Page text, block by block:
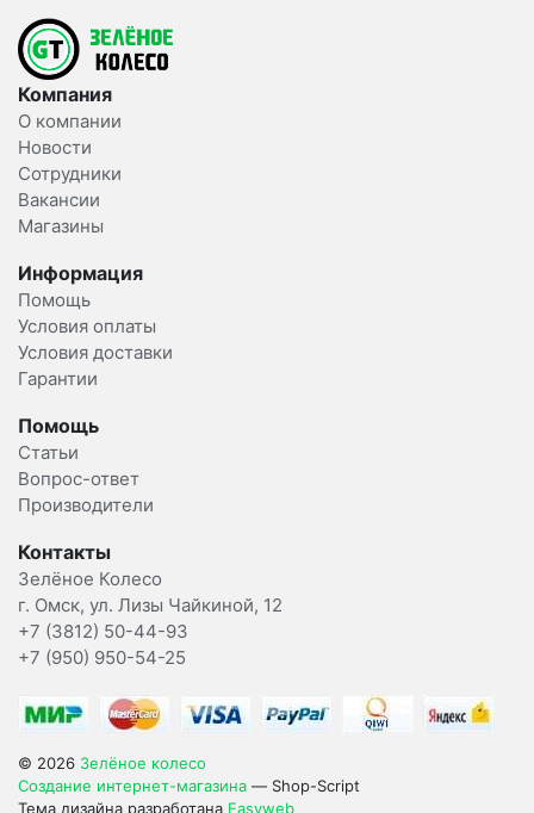
Компания
О компании
Новости
Сотрудники
Вакансии
Магазины
Информация
Помощь
Условия оплаты
Условия доставки
Гарантии
Помощь
Статьи
Вопрос-ответ
Производители
Контакты
Зелёное Колесо
г. Омск, ул. Лизы Чайкиной, 12
+7 (3812) 50-44-93
+7 (950) 950-54-25
© 2026 Зелёное колесо
Создание интернет-магазина — Shop-Script
Тема дизайна разработана Easyweb